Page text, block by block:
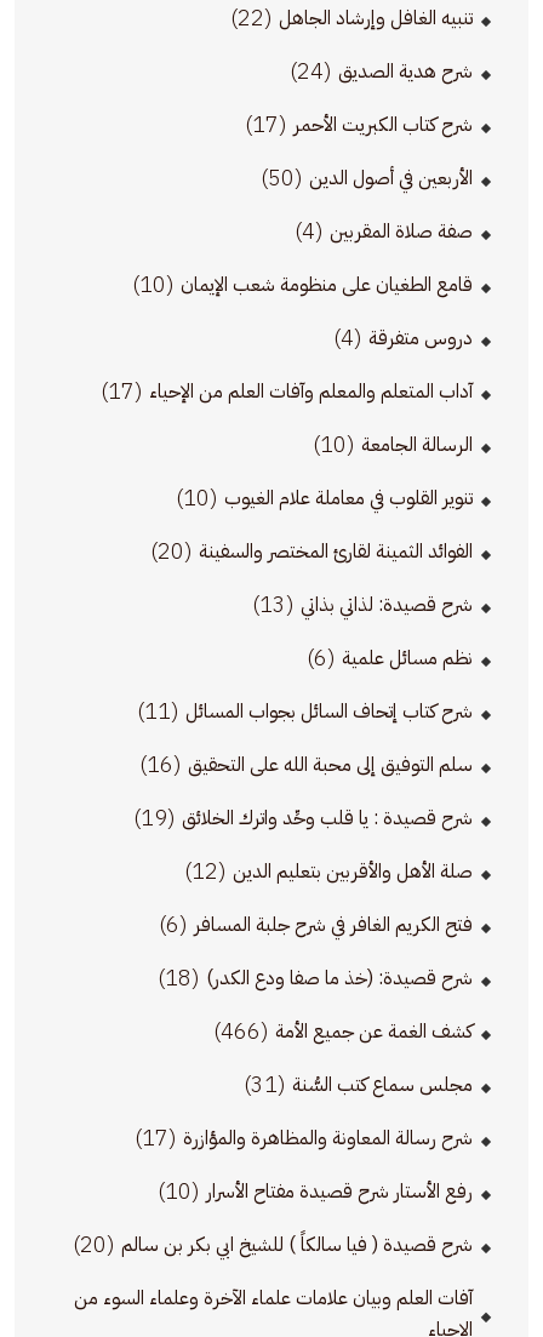
تنبيه الغافل وإرشاد الجاهل (22)
شرح هدية الصديق (24)
شرح كتاب الكبريت الأحمر (17)
الأربعين في أصول الدين (50)
صفة صلاة المقربين (4)
قامع الطغيان على منظومة شعب الإيمان (10)
دروس متفرقة (4)
آداب المتعلم والمعلم وآفات العلم من الإحياء (17)
الرسالة الجامعة (10)
تنوير القلوب في معاملة علام الغيوب (10)
الفوائد الثمينة لقارئ المختصر والسفينة (20)
شرح قصيدة: لذاتي بذاتي (13)
نظم مسائل علمية (6)
شرح كتاب إتحاف السائل بجواب المسائل (11)
سلم التوفيق إلى محبة الله على التحقيق (16)
شرح قصيدة : يا قلب وحِّد واترك الخلائق (19)
صلة الأهل والأقربين بتعليم الدين (12)
فتح الكريم الغافر في شرح جلبة المسافر (6)
شرح قصيدة: (خذ ما صفا ودع الكدر) (18)
كشف الغمة عن جميع الأمة (466)
مجلس سماع كتب السُّنة (31)
شرح رسالة المعاونة والمظاهرة والمؤازرة (17)
رفع الأستار شرح قصيدة مفتاح الأسرار (10)
شرح قصيدة ( فيا سالكاً ) للشيخ ابي بكر بن سالم (20)
آفات العلم وبيان علامات علماء الآخرة وعلماء السوء من
الإحياء